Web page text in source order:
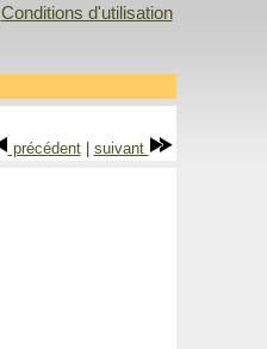
Conditions d'utilisation
précédent| suivant